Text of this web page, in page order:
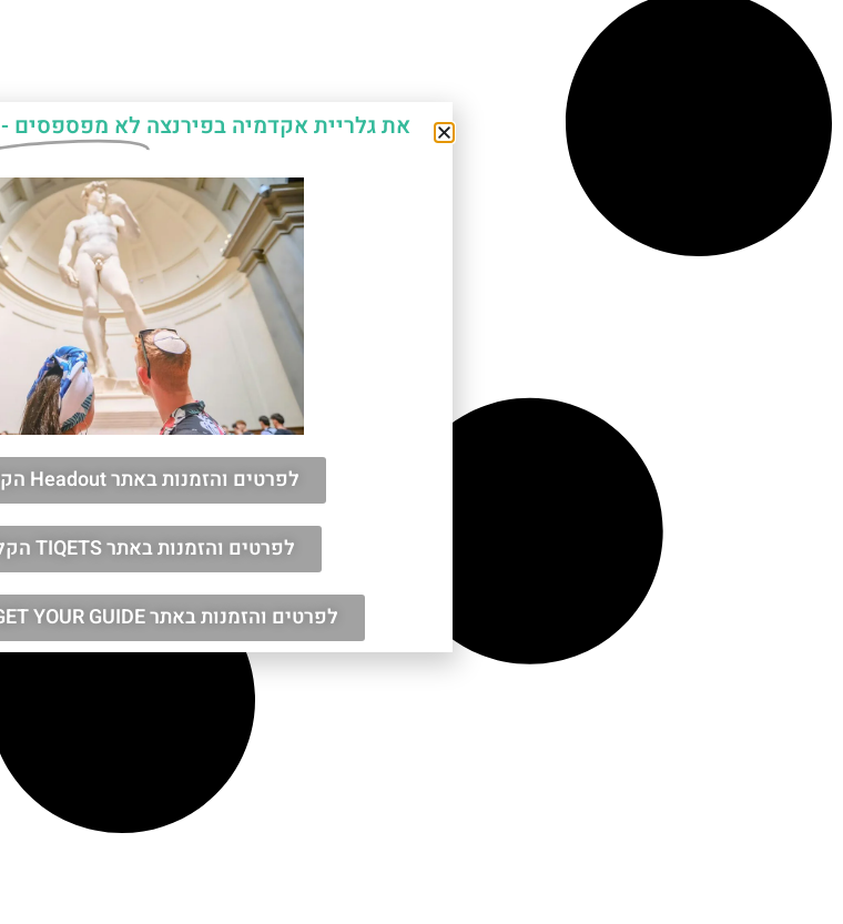
את גלריית אקדמיה בפירנצה לא מפספסים -
לפרטים והזמנות באתר Headout הקליקו עליי 😊
לפרטים והזמנות באתר TIQETS הקליקו עליי 😀
לפרטים והזמנות באתר GET YOUR GUIDE הקליקו עליי 😊